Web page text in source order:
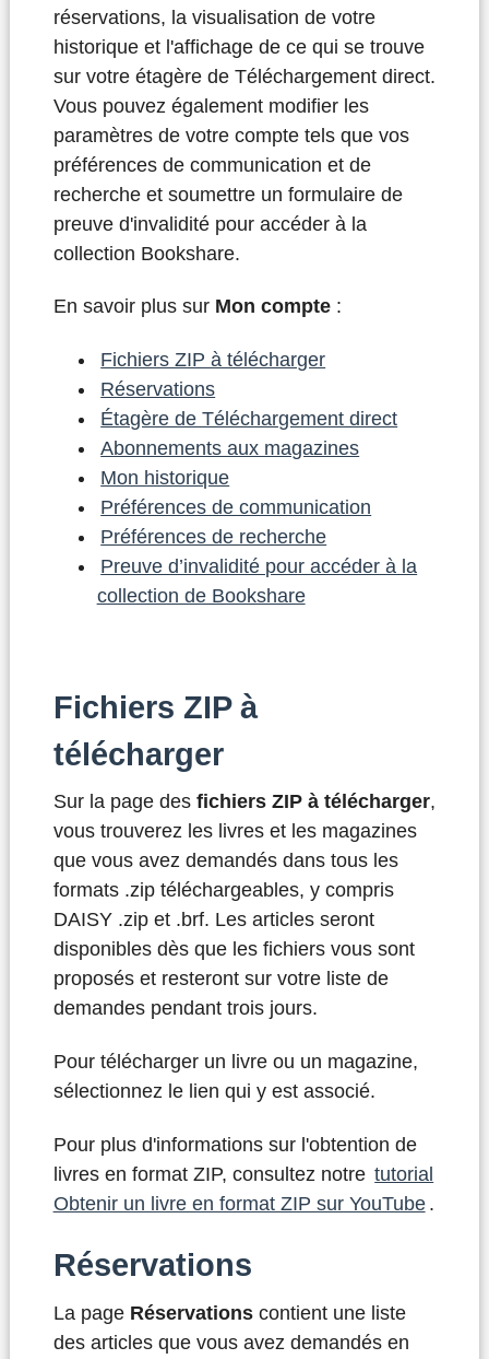
réservations, la visualisation de votre
historique et l'affichage de ce qui se trouve
sur votre étagère de Téléchargement direct.
Vous pouvez également modifier les
paramètres de votre compte tels que vos
préférences de communication et de
recherche et soumettre un formulaire de
preuve d'invalidité pour accéder à la
collection Bookshare.
En savoir plus sur Mon compte:
Fichiers ZIP à télécharger
Réservations
Étagère de Téléchargement direct
Abonnements aux magazines
Mon historique
Préférences de communication
Préférences de recherche
Preuve d’invalidité pour accéder à la
collection de Bookshare
Fichiers ZIP à
télécharger
Sur la page desfichiers ZIP à télécharger,
vous trouverez les livres et les magazines
que vous avez demandés dans tous les
formats .zip téléchargeables, y compris
DAISY .zip et .brf. Les articles seront
disponibles dès que les fichiers vous sont
proposés et resteront sur votre liste de
demandes pendant trois jours.
Pour télécharger un livre ou un magazine,
sélectionnez le lien qui y est associé.
Pour plus d'informations sur l'obtention de
livres en format ZIP, consultez notre tutorial
Obtenir un livre en format ZIP sur YouTube .
Réservations
La page Réservationscontient une liste
des articles que vous avez demandés en